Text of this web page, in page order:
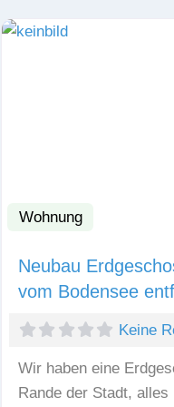
Wohnung
Neubau
vom Bodensee
Keine
Wir haben eine
Rande der Stadt,